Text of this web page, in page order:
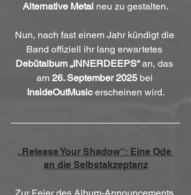
Alternative Metal neu zu gestalten.
Nun, nach fast einem Jahr kündigt die
Band offiziell ihr lang erwartetes
Debütalbum „INNERDEEPS“ an, das
am 26. September 2025 bei
InsideOutMusic erscheinen wird.
„Release Your Shadow“: Eine Ode
an die Selbstakzeptanz